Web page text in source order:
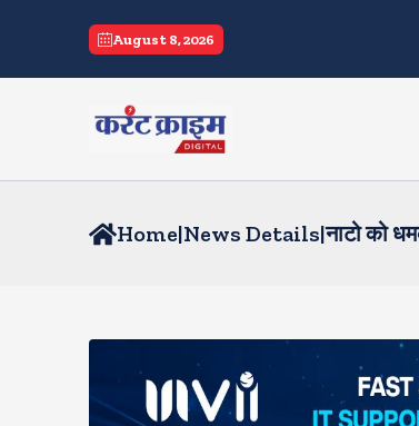
August 8, 2026
Home|News Details|नाटो को